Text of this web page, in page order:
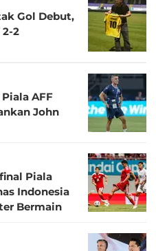
Gol Debut,
2
AFF
John
Piala
Indonesia
Bermain